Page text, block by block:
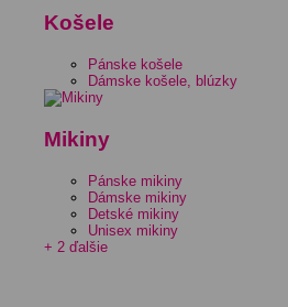
Košele
Pánske košele
Dámske košele, blúzky
Mikiny
Pánske mikiny
Dámske mikiny
Detské mikiny
Unisex mikiny
+ 2 ďalšie